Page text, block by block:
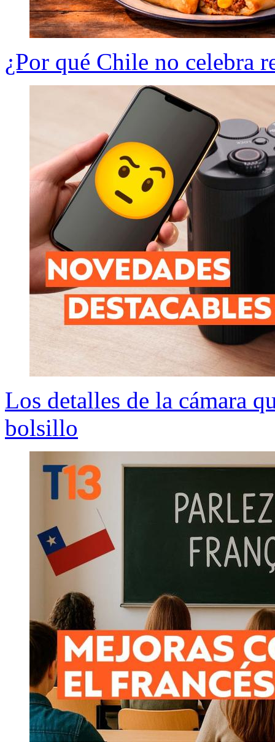
¿Por qué Chile no celebra
Los detalles de la cámara
bolsillo